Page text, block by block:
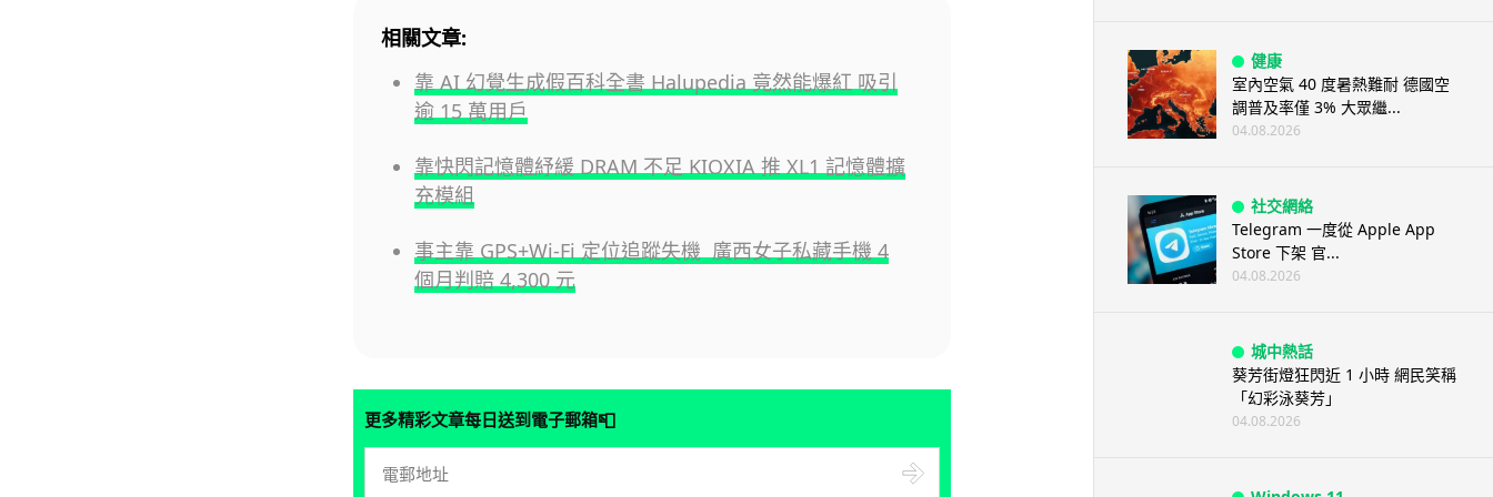
相關文章:
靠 AI 幻覺生成假百科全書 Halupedia 竟然能爆紅 吸引
逾 15 萬用戶
靠快閃記憶體紓緩 DRAM 不足 KIOXIA 推 XL1 記憶體擴
充模組
事主靠 GPS+Wi-Fi 定位追蹤失機 廣西女子私藏手機 4
個月判賠 4,300 元
更多精彩文章每日送到電子郵箱📮
健康
室內空氣 40 度暑熱難耐 德國空
調普及率僅 3% 大眾繼...
04.08.2026
社交網絡
Telegram 一度從 Apple App
Store 下架 官...
04.08.2026
城中熱話
葵芳街燈狂閃近 1 小時 網民笑稱
「幻彩泳葵芳」
04.08.2026